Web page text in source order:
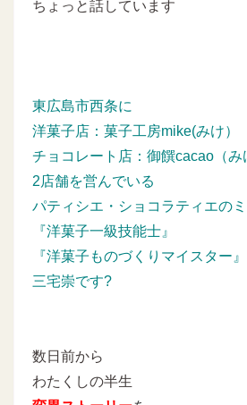
ちょっと話しています
東広島市西条に
洋菓子店：菓子工房mike(みけ）
チョコレート店：御饌cacao（み
2店舗を営んでいる
パティシエ・ショコラティエの
『洋菓子一級技能士』
『洋菓子ものづくりマイスター
三宅崇です?
数日前から
わたくしの半生